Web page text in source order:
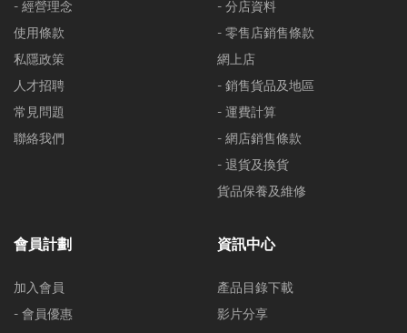
- 經營理念
使用條款
私隱政策
人才招聘
常見問題
聯絡我們
- 分店資料
- 零售店銷售條款
網上店
- 銷售貨品及地區
- 運費計算
- 網店銷售條款
- 退貨及換貨
貨品保養及維修
會員計劃
加入會員
- 會員優惠
資訊中心
產品目錄下載
影片分享